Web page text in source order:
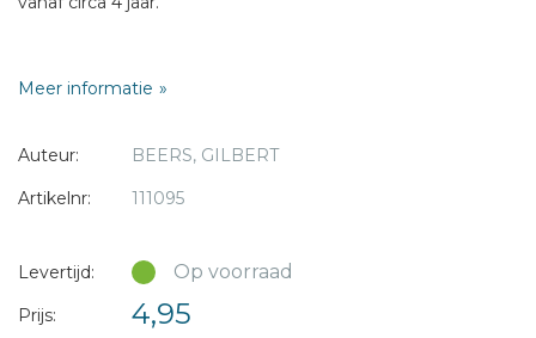
Full color
Meer informatie
Auteur:
BEERS, GILBERT
Artikelnr:
111095
Levertijd: Op voorraad
Prijs: 4,95